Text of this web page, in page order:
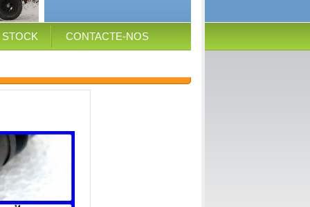
CONTACTE-NOS